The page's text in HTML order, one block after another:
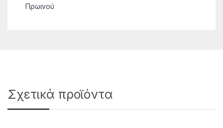
Πρωινού
Σχετικά προϊόντα